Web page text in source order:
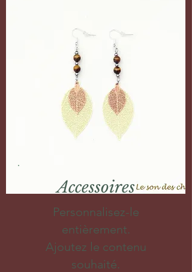
Accessoires
Personnalisez-le
entièrement.
Ajoutez le contenu
souhaité.